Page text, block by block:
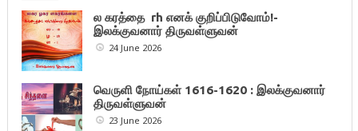
ல கரத்தை rh எனக் குறிப்பிடுவோம்!-
இலக்குவனார் திருவள்ளுவன்
24 June 2026
வெருளி நோய்கள் 1616-1620 : இலக்குவனார்
திருவள்ளுவன்
23 June 2026